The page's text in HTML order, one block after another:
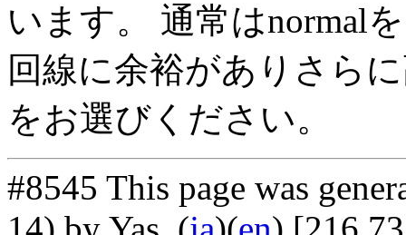
います。 通常はnormal
回線に余裕がありさら
をお選びください。
#8545 This page was